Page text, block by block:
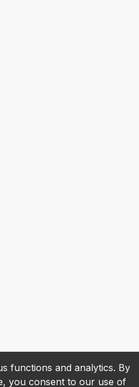
functions and analytics. By
you consent to our use of